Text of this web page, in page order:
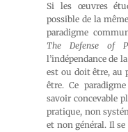
Si les œuvres
possible de la
paradigme
The Defense of
l’indépendance de
est ou doit être, au
être. Ce
savoir concevable
pratique, non
et non général. Il